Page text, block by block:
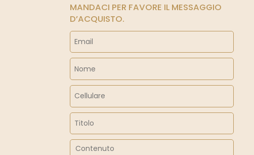
MANDACI PER FAVORE IL MESSAGGIO
D’ACQUISTO.